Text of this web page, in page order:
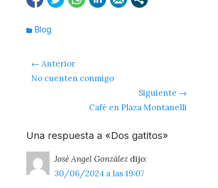
Categorías
Blog
Navegación
de
← Anterior
Entrada
No cuenten conmigo
Siguiente →
Café en Plaza Montanelli
Una respuesta a «Dos gatitos»
José Angel González dijo:
30/06/2024 a las 19:07